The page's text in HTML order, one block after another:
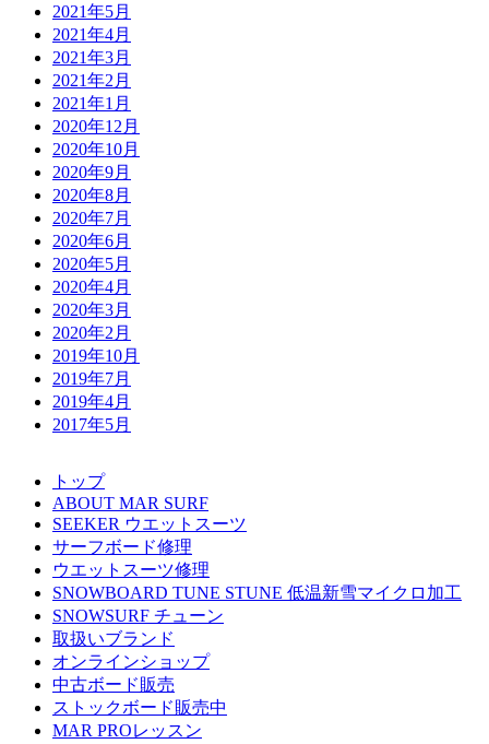
2021年5月
2021年4月
2021年3月
2021年2月
2021年1月
2020年12月
2020年10月
2020年9月
2020年8月
2020年7月
2020年6月
2020年5月
2020年4月
2020年3月
2020年2月
2019年10月
2019年7月
2019年4月
2017年5月
トップ
ABOUT MAR SURF
SEEKER ウエットスーツ
サーフボード修理
ウエットスーツ修理
SNOWBOARD TUNE STUNE 低温新雪マイクロ加工
SNOWSURF チューン
取扱いブランド
オンラインショップ
中古ボード販売
ストックボード販売中
MAR PROレッスン